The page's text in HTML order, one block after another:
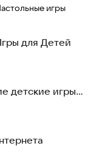
игры
для Детей
детские игры